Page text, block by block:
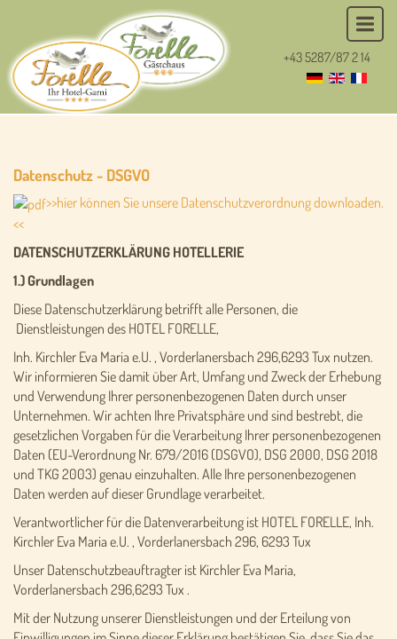
+43 5287/87 2 14
Datenschutz - DSGVO
>>hier können Sie unsere Datenschutzverordnung downloaden.
<<
DATENSCHUTZERKLÄRUNG HOTELLERIE
1.) Grundlagen
Diese Datenschutzerklärung betrifft alle Personen, die
Dienstleistungen des HOTEL FORELLE,
Inh. Kirchler Eva Maria e.U. , Vorderlanersbach 296,6293 Tux nutzen.
Wir informieren Sie damit über Art, Umfang und Zweck der Erhebung
und Verwendung Ihrer personenbezogenen Daten durch unser
Unternehmen. Wir achten Ihre Privatsphäre und sind bestrebt, die
gesetzlichen Vorgaben für die Verarbeitung Ihrer personenbezogenen
Daten (EU-Verordnung Nr. 679/2016 (DSGVO), DSG 2000, DSG 2018
und TKG 2003) genau einzuhalten. Alle Ihre personenbezogenen
Daten werden auf dieser Grundlage verarbeitet.
Verantwortlicher für die Datenverarbeitung ist HOTEL FORELLE, Inh.
Kirchler Eva Maria e.U. , Vorderlanersbach 296, 6293 Tux
Unser Datenschutzbeauftragter ist Kirchler Eva Maria,
Vorderlanersbach 296,6293 Tux .
Mit der Nutzung unserer Dienstleistungen und der Erteilung von